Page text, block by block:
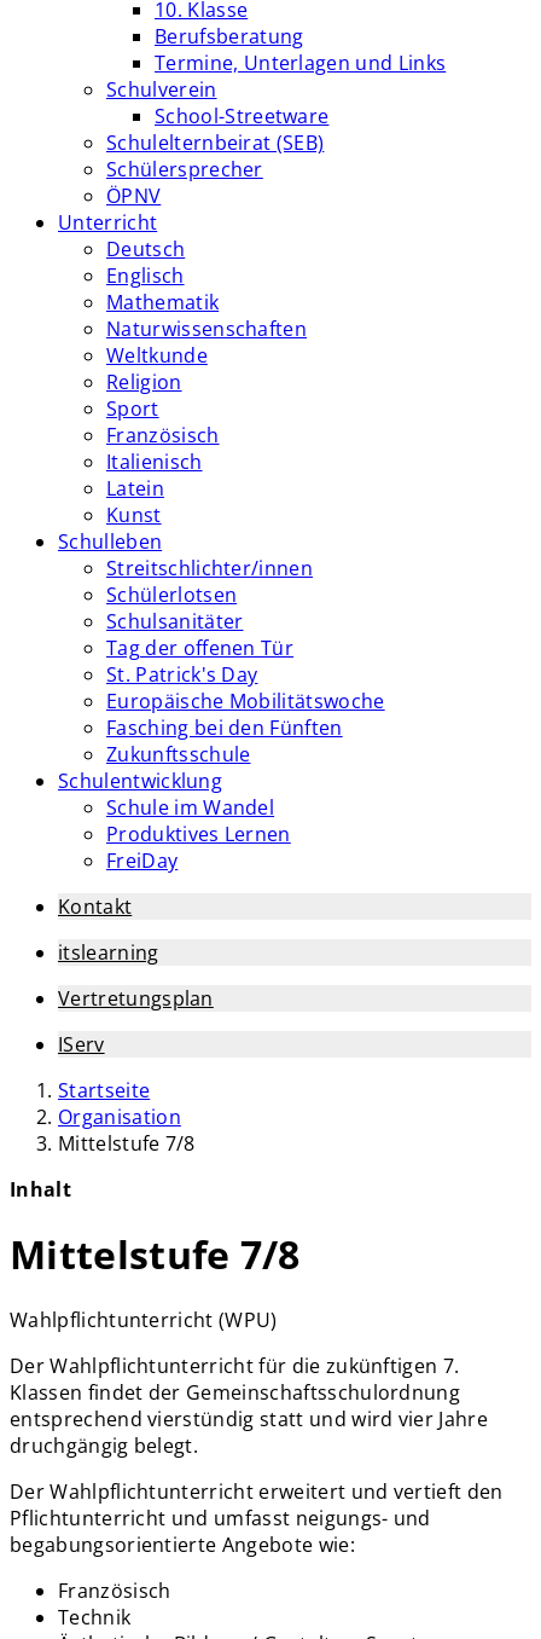
10. Klasse
Berufsberatung
Termine, Unterlagen und Links
Schulverein
School-Streetware
Schulelternbeirat (SEB)
Schülersprecher
ÖPNV
Unterricht
Deutsch
Englisch
Mathematik
Naturwissenschaften
Weltkunde
Religion
Sport
Französisch
Italienisch
Latein
Kunst
Schulleben
Streitschlichter/innen
Schülerlotsen
Schulsanitäter
Tag der offenen Tür
St. Patrick's Day
Europäische Mobilitätswoche
Fasching bei den Fünften
Zukunftsschule
Schulentwicklung
Schule im Wandel
Produktives Lernen
FreiDay
Kontakt
itslearning
Vertretungsplan
IServ
Startseite
Organisation
Mittelstufe 7/8
Inhalt
Mittelstufe 7/8
Wahlpflichtunterricht (WPU)
Der Wahlpflichtunterricht für die zukünftigen 7.
Klassen findet der Gemeinschaftsschulordnung
entsprechend vierstündig statt und wird vier Jahre
druchgängig belegt.
Der Wahlpflichtunterricht erweitert und vertieft den
Pflichtunterricht und umfasst neigungs- und
begabungsorientierte Angebote wie:
Französisch
Technik